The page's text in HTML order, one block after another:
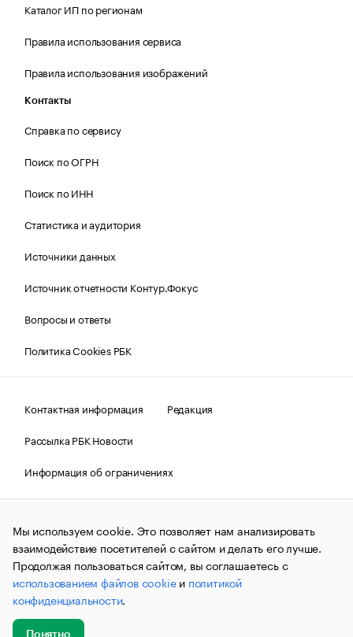
Каталог ИП по регионам
Правила использования сервиса
Правила использования изображений
Контакты
Справка по сервису
Поиск по ОГРН
Поиск по ИНН
Статистика и аудитория
Источники данных
Источник отчетности Контур.Фокус
Вопросы и ответы
Политика Cookies РБК
Контактная информация
Редакция
Рассылка РБК Новости
Информация об ограничениях
Правовая информация
О соблюдении авторских прав
© АО «РОСБИЗНЕСКОНСАЛТИНГ»,1995–2026.Сообщения
и материалы информационного агентства «РБК»
(зарегистрировано Федеральной службой по надзору в сфере
связи, информационных технологий и массовых
коммуникаций (Роскомнадзор) 09.12.2015 за номером ИА
№ФС77-63848) сопровождаются пометкой «РБК». Отдельные
публикации могут содержать информацию,
не предназначенную для пользователей
до 18 лет.
Мы используем cookie. Это позволяет нам анализировать
взаимодействие посетителей с сайтом и делать его лучше.
Продолжая пользоваться сайтом, вы соглашаетесь с
использованием файлов cookieи политикой
конфиденциальности.
Понятно